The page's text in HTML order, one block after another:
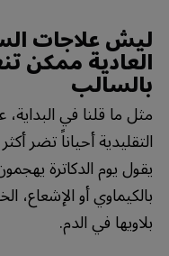
ليش علاجات
العادية ممكن
بالسالب
مثل ما قلنا في
التقليدية أحياناً تضر
يقول يوم الدكاترة
بالكيماوي أو الإشعاع،
بلاويها في الدم.